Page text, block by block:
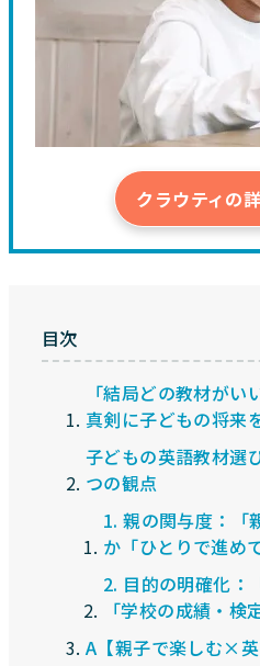
クラウティの
目次
「結局どの教材がい
真剣に子どもの将来
子どもの英語教材選
つの観点
1. 親の関与度：「
か「ひとりで進め
2. 目的の明確化：
「学校の成績・検
A【親子で楽しむ×